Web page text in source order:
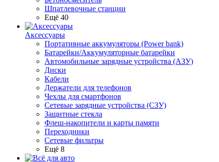
Шпатлевочные станции
Ещё 40
Аксессуары
Портативные аккумуляторы (Power bank)
Батарейки/Аккумуляторные батарейки
Автомобильные зарядные устройства (АЗУ)
Диски
Кабели
Держатели для телефонов
Чехлы для смартфонов
Сетевые зарядные устройства (СЗУ)
Защитные стекла
Флеш-накопители и карты памяти
Переходники
Сетевые фильтры
Ещё 8